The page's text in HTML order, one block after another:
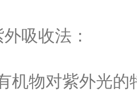
收法：
物对紫外光的